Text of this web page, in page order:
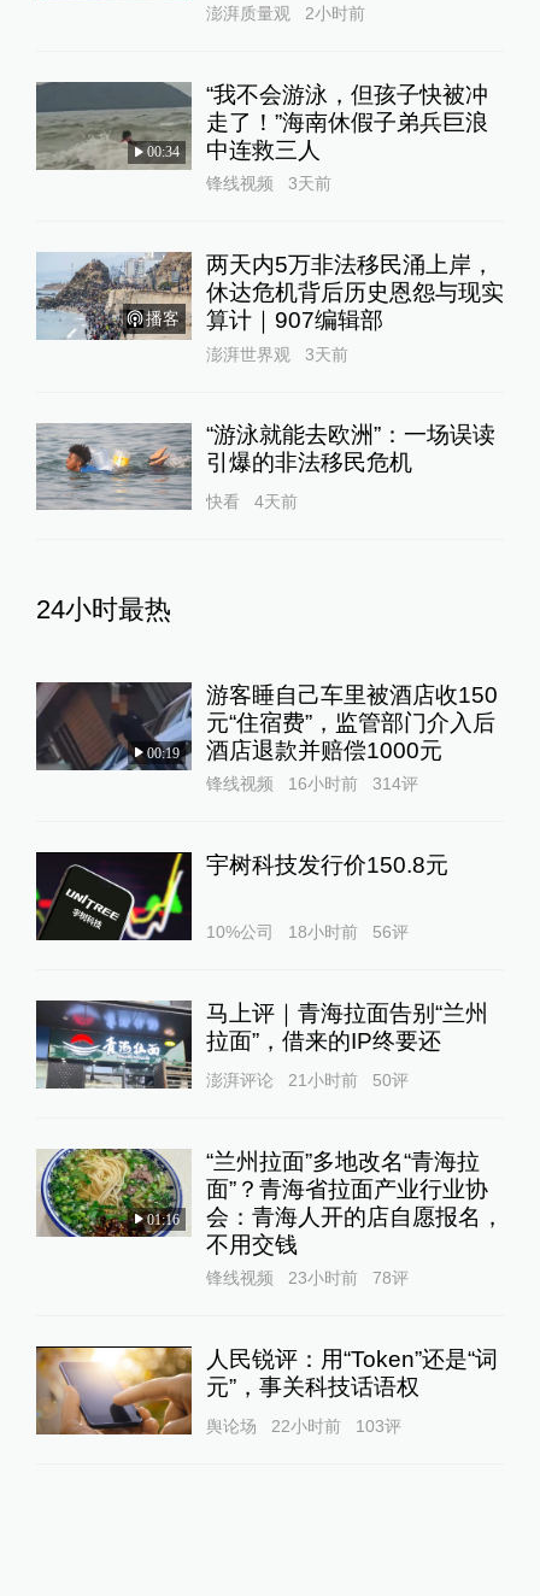
澎湃质量观 2小时前
00:34
“我不会游泳，但孩子快被冲
走了！”海南休假子弟兵巨浪
中连救三人
锋线视频 3天前
播客
两天内5万非法移民涌上岸，
休达危机背后历史恩怨与现实
算计｜907编辑部
澎湃世界观 3天前
“游泳就能去欧洲”：一场误读
引爆的非法移民危机
快看 4天前
24小时最热
00:19
游客睡自己车里被酒店收150
元“住宿费”，监管部门介入后
酒店退款并赔偿1000元
锋线视频 16小时前 314评
宇树科技发行价150.8元
10%公司 18小时前 56评
马上评｜青海拉面告别“兰州
拉面”，借来的IP终要还
澎湃评论 21小时前 50评
01:16
“兰州拉面”多地改名“青海拉
面”？青海省拉面产业行业协
会：青海人开的店自愿报名，
不用交钱
锋线视频 23小时前 78评
人民锐评：用“Token”还是“词
元”，事关科技话语权
舆论场 22小时前 103评